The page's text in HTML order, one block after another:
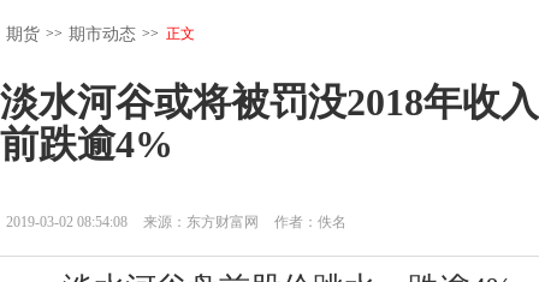
期货 >> 期市动态 >> 正文
淡水河谷或将被罚没2018年收
前跌逾4%
2019-03-02 08:54:08 来源：东方财富网 作者：佚名